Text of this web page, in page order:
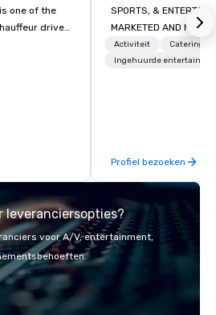
one of the
driven
for Airport
the San
SPORTS, & ENTERTAINMENT ARE
MARKETED AND MONETIZED. One stop
shop for all of your
the United States.
Activiteit
Catering
Ingehuurde
Profiel bezoeken
leveranciersopties?
voor A/V, entertainment,